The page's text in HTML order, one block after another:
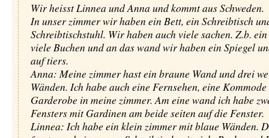
Wir heisst Linnea und Anna und kommt aus Schweden.
In unser zimmer wir haben ein Bett, ein Schreibtisch
Schreibtischstuhl. Wir haben auch viele sachen. Z.b.
viele Buchen und an das wand wir haben ein Spiegel
auf tiers.
Anna: Meine zimmer hast ein braune Wand und drei
Wänden. Ich habe auch eine Fernsehen, eine
Garderobe in meine zimmer. Am eine wand ich habe
Fensters mit Gardinen am beide seiten auf die Fenster.
Linnea: Ich habe ein klein zimmer mit blaue Wänden.